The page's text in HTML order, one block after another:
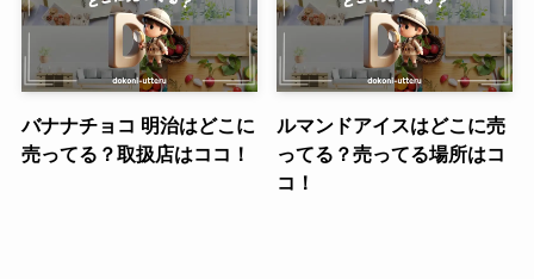
バナナチョコ 明治はどこに
売ってる？取扱店はココ！
ルマンドアイスはどこに売
ってる？売ってる場所はコ
コ！